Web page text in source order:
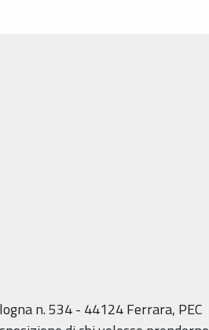
n. 534 - 44124 Ferrara, PEC